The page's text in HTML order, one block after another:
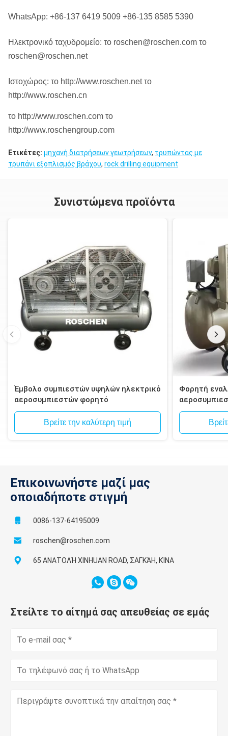
WhatsApp: +86-137 6419 5009 +86-135 8585 5390
Ηλεκτρονικό ταχυδρομείο: το roschen@roschen.com το
roschen@roschen.net
Ιστοχώρος: το http://www.roschen.net το
http://www.roschen.cn
το http://www.roschen.com το
http://www.roschengroup.com
Ετικέτες: μηχανή διατρήσεων γεωτρήσεων, τρυπώντας με
τρυπάνι εξοπλισμός βράχου, rock drilling equipment
Συνιστώμενα προϊόντα
Έμβολο συμπιεστών υψηλών ηλεκτρικό
αεροσυμπιεστών φορητό
Βρείτε την καλύτερη τιμή
Φορητή
Επικοινωνήστε μαζί μας
οποιαδήποτε στιγμή
0086-137-64195009
roschen@roschen.com
65 ΑΝΑΤΟΛΉ XINHUAN ROAD, ΣΑΓΚΆΗ, ΚΊΝΑ
Στείλτε το αίτημά σας απευθείας σε εμάς